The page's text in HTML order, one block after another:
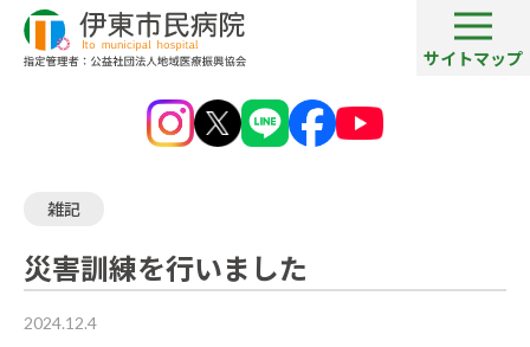
サイトマップ
災害訓練を行いました
雑記
災害訓練を行いました
2024.12.4